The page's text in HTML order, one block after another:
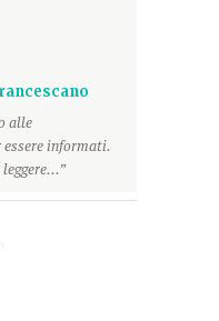
alle
essere informati.